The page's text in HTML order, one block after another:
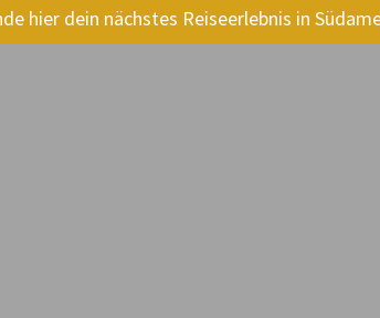
hier dein nächstes Reiseerlebnis in